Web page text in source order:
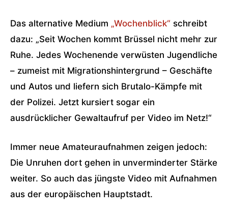
Das alternative Medium „Wochenblick“ schreibt
dazu: „Seit Wochen kommt Brüssel nicht mehr zur
Ruhe. Jedes Wochenende verwüsten Jugendliche
– zumeist mit Migrationshintergrund – Geschäfte
und Autos und liefern sich Brutalo-Kämpfe mit
der Polizei. Jetzt kursiert sogar ein
ausdrücklicher Gewaltaufruf per Video im Netz!“
Immer neue Amateuraufnahmen zeigen jedoch:
Die Unruhen dort gehen in unverminderter Stärke
weiter. So auch das jüngste Video mit Aufnahmen
aus der europäischen Hauptstadt.